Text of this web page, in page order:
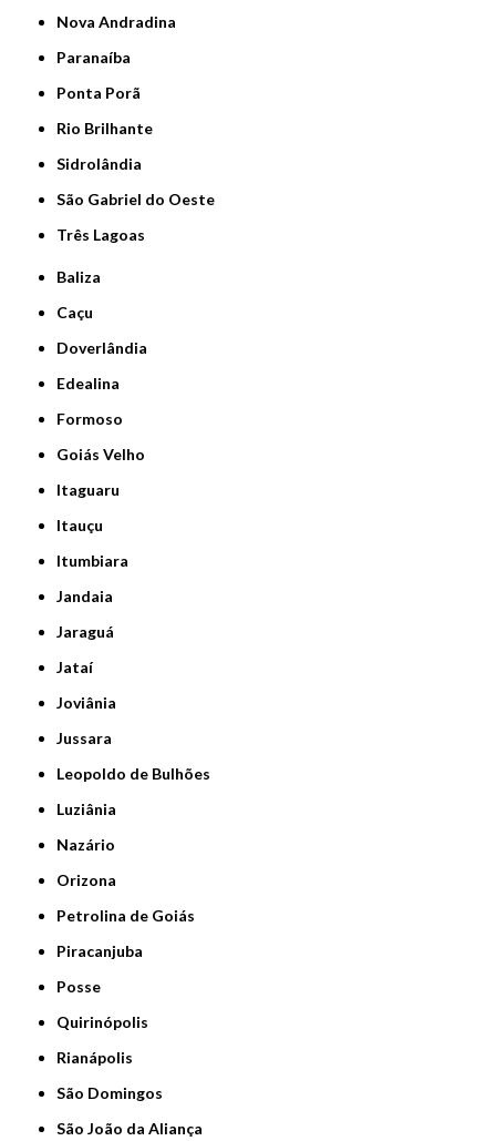
Nova Andradina
Paranaíba
Ponta Porã
Rio Brilhante
Sidrolândia
São Gabriel do Oeste
Três Lagoas
Baliza
Caçu
Doverlândia
Edealina
Formoso
Goiás Velho
Itaguaru
Itauçu
Itumbiara
Jandaia
Jaraguá
Jataí
Joviânia
Jussara
Leopoldo de Bulhões
Luziânia
Nazário
Orizona
Petrolina de Goiás
Piracanjuba
Posse
Quirinópolis
Rianápolis
São Domingos
São João da Aliança